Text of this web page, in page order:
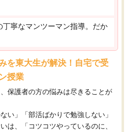
丁寧なマンツーマン指導。だか
を東大生が解決！自宅で受
授業
保護者の方の悩みは尽きることが
い」「部活ばかりで勉強しない」
は、「コツコツやっているのに、